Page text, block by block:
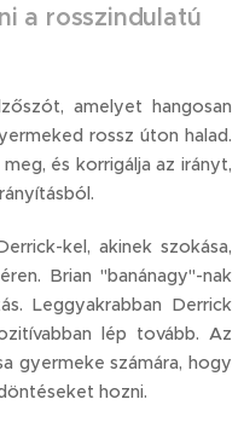
a rosszindulatú
amelyet hangosan
rossz úton halad.
és korrigálja az irányt,
kel, akinek szokása,
Brian "banánagy"-nak
Leggyakrabban Derrick
lép tovább. Az
gyermeke számára, hogy
hozni.